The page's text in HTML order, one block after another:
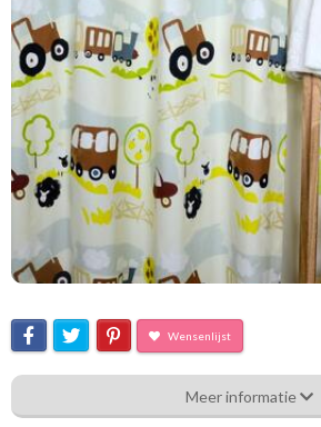
Wensenlijst
Pt.2486-031 countryside linen
Eigenschappen
Meer informatie